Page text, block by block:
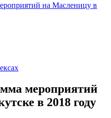
на Масленицу в
мероприятий
в 2018 году